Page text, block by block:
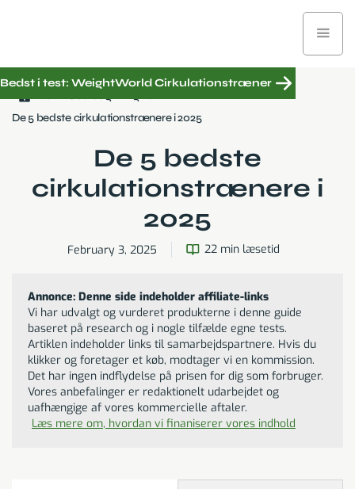
Bedst i test: WeightWorld Cirkulationstræner
De 5 bedste cirkulationstrænere i 2025
De 5 bedste
cirkulationstrænere i
2025
February 3, 2025 22 min læsetid
Annonce: Denne side indeholder affiliate-links
Vi har udvalgt og vurderet produkterne i denne guide
baseret på research og i nogle tilfælde egne tests.
Artiklen indeholder links til samarbejdspartnere. Hvis du
klikker og foretager et køb, modtager vi en kommission.
Det har ingen indflydelse på prisen for dig som forbruger.
Vores anbefalinger er redaktionelt udarbejdet og
uafhængige af vores kommercielle aftaler.
Læs mere om, hvordan vi finaniserer vores indhold